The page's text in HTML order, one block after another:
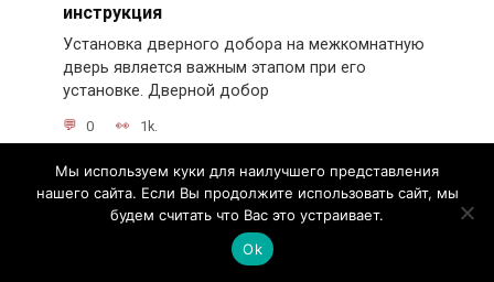
инструкция
Установка дверного добора на межкомнатную
дверь является важным этапом при его
установке. Дверной добор
0 1k.
Строим уникальный брусовой дом с
Мы используем куки для наилучшего представления
нашего сайта. Если Вы продолжите использовать сайт, мы
будем считать что Вас это устраивает.
Ok